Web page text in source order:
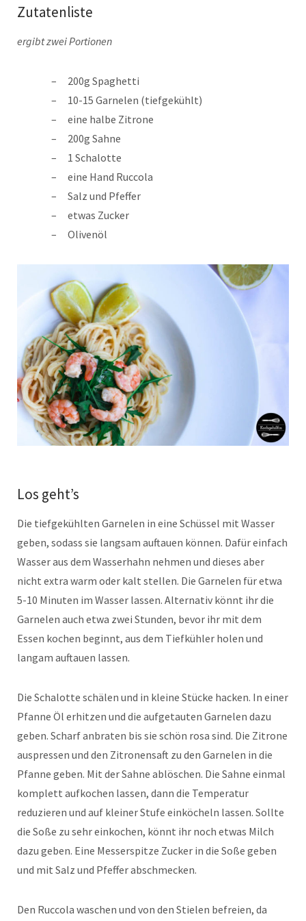
Zutatenliste
ergibt zwei Portionen
200g Spaghetti
10-15 Garnelen (tiefgekühlt)
eine halbe Zitrone
200g Sahne
1 Schalotte
eine Hand Ruccola
Salz und Pfeffer
etwas Zucker
Olivenöl
Los geht’s
Die tiefgekühlten Garnelen in eine Schüssel mit Wasser
geben, sodass sie langsam auftauen können. Dafür einfach
Wasser aus dem Wasserhahn nehmen und dieses aber
nicht extra warm oder kalt stellen. Die Garnelen für etwa
5-10 Minuten im Wasser lassen. Alternativ könnt ihr die
Garnelen auch etwa zwei Stunden, bevor ihr mit dem
Essen kochen beginnt, aus dem Tiefkühler holen und
langam auftauen lassen.
Die Schalotte schälen und in kleine Stücke hacken. In einer
Pfanne Öl erhitzen und die aufgetauten Garnelen dazu
geben. Scharf anbraten bis sie schön rosa sind. Die Zitrone
auspressen und den Zitronensaft zu den Garnelen in die
Pfanne geben. Mit der Sahne ablöschen. Die Sahne einmal
komplett aufkochen lassen, dann die Temperatur
reduzieren und auf kleiner Stufe einköcheln lassen. Sollte
die Soße zu sehr einkochen, könnt ihr noch etwas Milch
dazu geben. Eine Messerspitze Zucker in die Soße geben
und mit Salz und Pfeffer abschmecken.
Den Ruccola waschen und von den Stielen befreien, da